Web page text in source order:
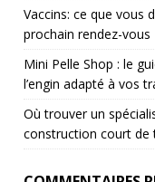
Vaccins: ce que vous
prochain rendez-vous
Mini Pelle Shop : le
l’engin adapté à vos
Où trouver un
construction court de